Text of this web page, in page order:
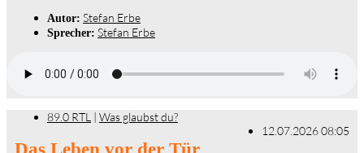
Autor: Stefan Erbe
Sprecher: Stefan Erbe
89.0 RTL | Was glaubst du?
12.07.2026 08:05